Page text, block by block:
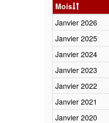
Mois
Janvier 2026
Janvier 2025
Janvier 2024
Janvier 2023
Janvier 2022
Janvier 2021
Janvier 2020